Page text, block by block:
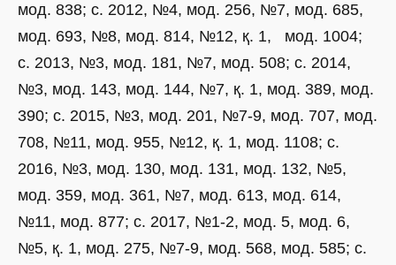
мод. 838; с. 2012, №4, мод. 256, №7, мод. 685,
мод. 693, №8, мод. 814, №12, қ. 1, мод. 1004;
с. 2013, №3, мод. 181, №7, мод. 508; с. 2014,
№3, мод. 143, мод. 144, №7, қ. 1, мод. 389, мод.
390; с. 2015, №3, мод. 201, №7-9, мод. 707, мод.
708, №11, мод. 955, №12, қ. 1, мод. 1108; с.
2016, №3, мод. 130, мод. 131, мод. 132, №5,
мод. 359, мод. 361, №7, мод. 613, мод. 614,
№11, мод. 877; с. 2017, №1-2, мод. 5, мод. 6,
№5, қ. 1, мод. 275, №7-9, мод. 568, мод. 585; с.